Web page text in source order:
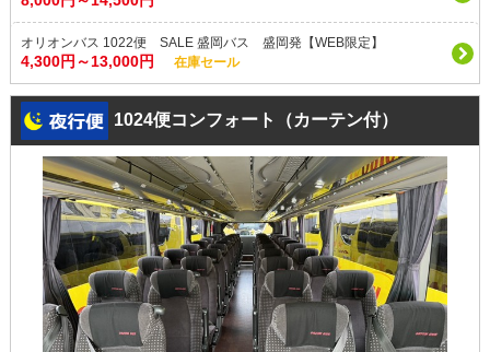
オリオンバス 1022便 SALE 盛岡バス 盛岡発【WEB限定】
4,300円～13,000円 在庫セール
1024便コンフォート（カーテン付）